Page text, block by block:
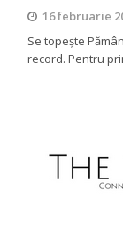
16 februarie
Se topeşte
record. Pentru